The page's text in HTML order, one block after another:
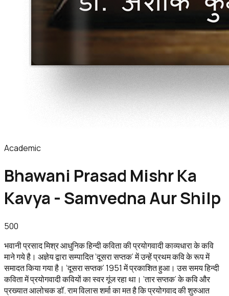
Academic
Bhawani Prasad Mishr Ka
Kavya - Samvedna Aur Shilp
500
भवानी प्रसाद मिश्र आधुनिक हिन्दी कविता की प्रयोगवादी काव्यधारा के कवि
माने गये है। अज्ञेय द्वारा सम्पादित ‘दूसरा सप्तक’ में उन्हें प्रथम कवि के रूप में
समादत किया गया है। ‘दूसरा सप्तक’ 1951 में प्रकाशित हुआ। उस समय हिन्दी
कविता में प्रयोगवादी कवियों का स्वर गूंज रहा था। ‘तार सप्तक’ के कवि और
प्रख्यात आलोचक डॉ. राम विलास शर्मा का मत है कि प्रयोगवाद की शुरुआत